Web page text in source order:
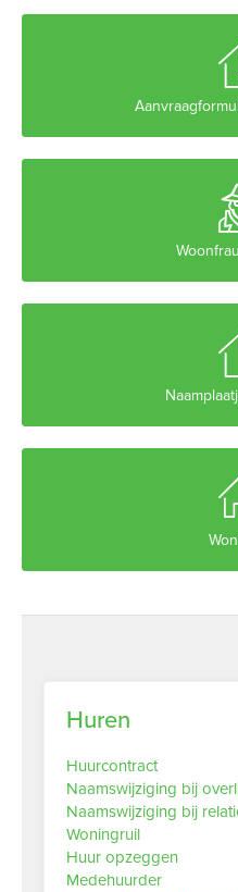
Huren
Huurcontract
Naamswijziging bij
Naamswijziging bij
Woningruil
Huur opzeggen
Medehuurder